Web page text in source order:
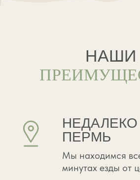
18 м² + открытая терраса под крышей
дом, где не нужно говорить громко — всё
ФОТО И ЦЕНЫ